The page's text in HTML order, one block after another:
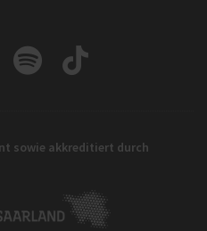
sowie akkreditiert durch